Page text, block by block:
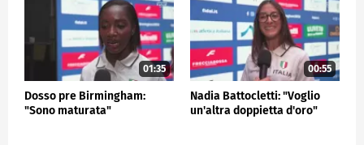
01:35
Dosso pre Birmingham:
"Sono maturata"
00:55
Nadia Battocletti: "Voglio
un'altra doppietta d'oro"